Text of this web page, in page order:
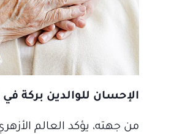
الإحسان للوالدين بركة في
من جهته، يؤكد العالم